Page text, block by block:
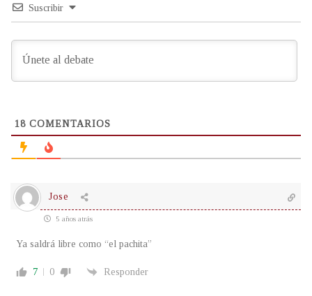
Suscribir
18 COMENTARIOS
Jose
5 años atrás
Ya saldrá libre como “el pachita”
7 0 Responder